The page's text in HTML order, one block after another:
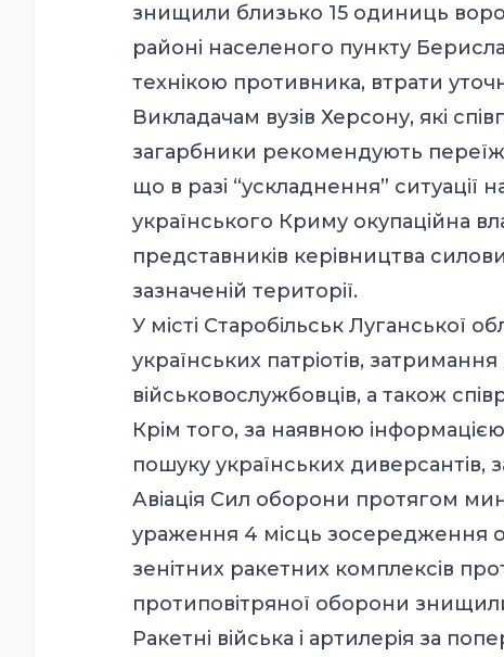
знищили близько 15 одиниць
районі населеного пункту
технікою противника, втрати
Викладачам вузів Херсону, які
загарбники рекомендують
що в разі “ускладнення” ситуації
українського Криму окупаційна
представників керівництва
зазначеній території.
У місті Старобільськ Луганської
українських патріотів,
військовослужбовців, а також
Крім того, за наявною
пошуку українських диверсантів,
Авіація Сил оборони протягом
ураження 4 місць зосередження
зенітних ракетних комплексів
протиповітряної оборони
Ракетні війська і артилерія за